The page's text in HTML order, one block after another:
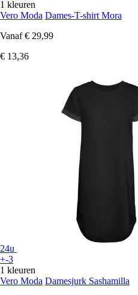
1 kleuren
Vero Moda Dames-T-shirt Mora
Vanaf € 29,99
€ 13,36
24u
+-3
1 kleuren
Vero Moda Damesjurk Sashamilla